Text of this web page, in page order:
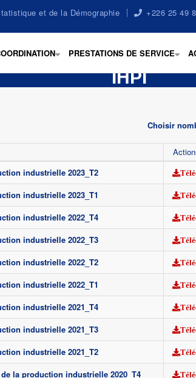
et de la Démographie +226 25 49
+ +
PRESTATIONS DE SERVICE
IHPI
Choisir
industrielle 2023_T2
industrielle 2023_T1
industrielle 2022_T4
industrielle 2022_T3
industrielle 2022_T2
industrielle 2022_T1
industrielle 2021_T4
industrielle 2021_T3
industrielle 2021_T2
la production industrielle 2020_T4